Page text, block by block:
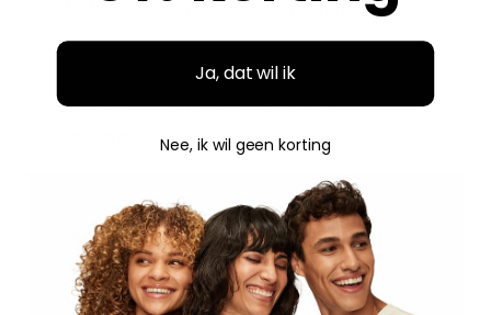
Welke betaalmethoden accepteren jullie?
Kan ik mijn bestelling wijzigen of
Hoe kan ik mijn bestelling volgen?
Ja, dat wil ik
Nee, ik wil geen korting